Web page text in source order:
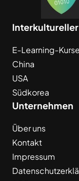
E-Learning-Kurse
China
USA
Südkorea
Unternehmen
Über uns
Kontakt
Impressum